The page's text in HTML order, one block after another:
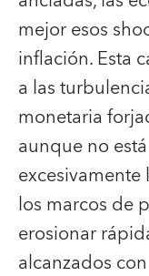
mejor esos
inflación. Esta
a las
monetaria
aunque no
los marcos de
erosionar
alcanzados